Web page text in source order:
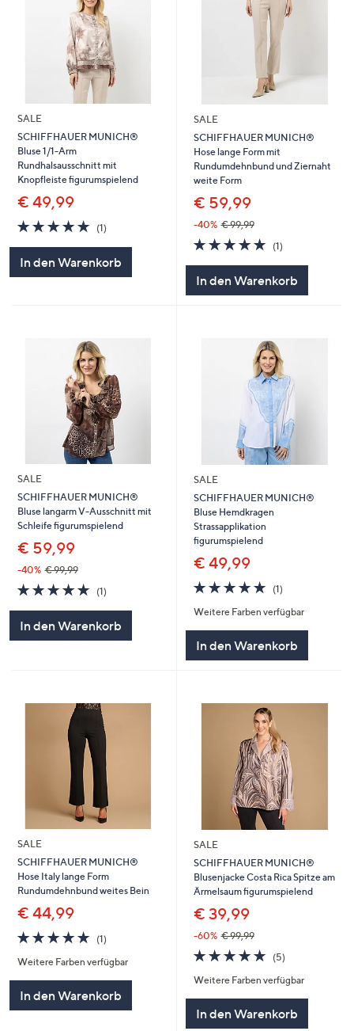
SALE
SCHIFFHAUER MUNICH®
Bluse 1/1-Arm
Rundhalsausschnitt mit
Knopfleiste figurumspielend
€ 49,99
5.0
von
(1)
In den Warenkorb
SALE
SCHIFFHAUER MUNICH®
Hose lange Form mit
Rundumdehnbund und Ziernaht
weite Form
€ 59,99
-40% € 99,99
5.0
von
5
(1)
In den Warenkorb
SALE
SCHIFFHAUER MUNICH®
Bluse langarm V-Ausschnitt mit
Schleife figurumspielend
€ 59,99
-40% € 99,99
5.0
von
(1)
In den Warenkorb
SALE
SCHIFFHAUER MUNICH®
Bluse Hemdkragen
Strassapplikation
figurumspielend
€ 49,99
5.0
von
5
(1)
Weitere Farben verfügbar
In den Warenkorb
SALE
SCHIFFHAUER MUNICH®
Hose Italy lange Form
Rundumdehnbund weites Bein
€ 44,99
5.0
von
5
(1)
Weitere Farben verfügbar
In den Warenkorb
SALE
SCHIFFHAUER MUNICH®
Blusenjacke Costa Rica Spitze am
Ärmelsaum figurumspielend
€ 39,99
-60% € 99,99
5.0
von
5
(5)
Weitere Farben verfügbar
In den Warenkorb